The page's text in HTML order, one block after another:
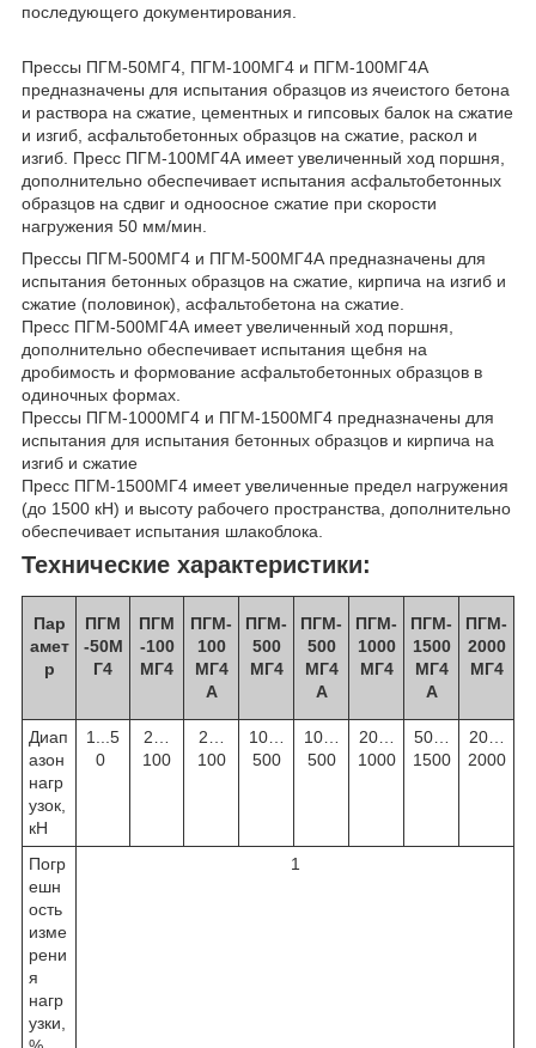
последующего документирования.
Прессы ПГМ-50МГ4, ПГМ-100МГ4 и ПГМ-100МГ4А
предназначены для испытания образцов из ячеистого бетона
и раствора на сжатие, цементных и гипсовых балок на сжатие
и изгиб, асфальтобетонных образцов на сжатие, раскол и
изгиб. Пресс ПГМ-100МГ4А имеет увеличенный ход поршня,
дополнительно обеспечивает испытания асфальтобетонных
образцов на сдвиг и одноосное сжатие при скорости
нагружения 50 мм/мин.
Прессы ПГМ-500МГ4 и ПГМ-500МГ4А предназначены для
испытания бетонных образцов на сжатие, кирпича на изгиб и
сжатие (половинок), асфальтобетона на сжатие.
Пресс ПГМ-500МГ4А имеет увеличенный ход поршня,
дополнительно обеспечивает испытания щебня на
дробимость и формование асфальтобетонных образцов в
одиночных формах.
Прессы ПГМ-1000МГ4 и ПГМ-1500МГ4 предназначены для
испытания для испытания бетонных образцов и кирпича на
изгиб и сжатие
Пресс ПГМ-1500МГ4 имеет увеличенные предел нагружения
(до 1500 кН) и высоту рабочего пространства, дополнительно
обеспечивает испытания шлакоблока.
Технические характеристики:
Пар
амет
р
ПГМ
-50М
Г4
ПГМ
-100
МГ4
ПГМ-
100
МГ4
А
ПГМ-
500
МГ4
ПГМ-
500
МГ4
А
ПГМ-
1000
МГ4
ПГМ-
1500
МГ4
А
ПГМ-
2000
МГ4
Диап
азон
нагр
узок,
кН
1...5
0
2…
100
2…
100
10…
500
10…
500
20…
1000
50…
1500
20…
2000
Погр
ешн
ость
изме
рени
я
нагр
узки,
1